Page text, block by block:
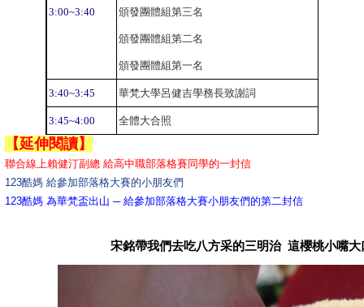
3:00~3:40 頒發團體組第三名
頒發團體組第二名
頒發團體組第一名
3:40~3:45 華梵大學呂健吉學務長致謝詞
3:45~4:00 全體大合照
【延伸閱讀】
聯合線上賴健汀副總 給高中職部落格賽同學的一封信
123酷媽 給參加部落格大賽的小朋友們
123酷媽 為華梵盃出山 ─ 給參加部落格大賽小朋友們的第二封信
宋銘帶我們去吃八方采的三明治 這櫻桃小嘴